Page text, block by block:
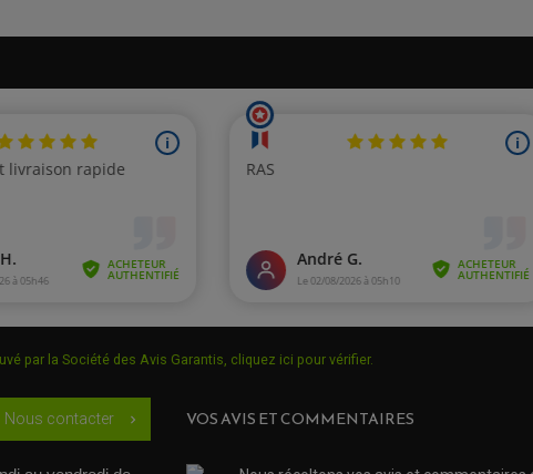
par la Société des Avis Garantis, cliquez ici pour vérifier.
Nous contacter chevron_right VOS AVIS ET COMMENTAIRES